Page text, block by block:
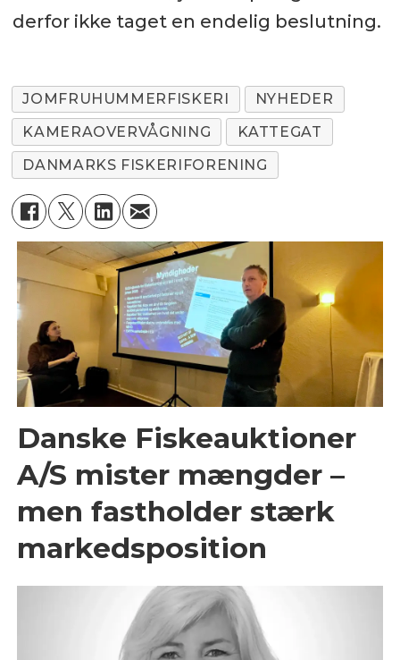
derfor ikke taget en endelig beslutning.
JOMFRUHUMMERFISKERI
NYHEDER
KAMERAOVERVÅGNING
KATTEGAT
DANMARKS FISKERIFORENING
Danske Fiskeauktioner
A/S mister mængder –
men fastholder stærk
markedsposition